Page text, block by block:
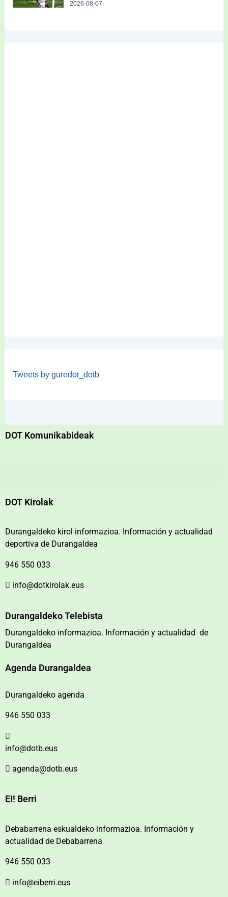
2026-08-07
Tweets by guredot_dotb
DOT Komunikabideak
DOT Kirolak
Durangaldeko kirol informazioa. Información y actualidad
deportiva de Durangaldea
946 550 033
info@dotkirolak.eus
Durangaldeko Telebista
Durangaldeko informazioa. Información y actualidad de
Durangaldea
Agenda Durangaldea
Durangaldeko agenda
946 550 033
info@dotb.eus
agenda@dotb.eus
EI! Berri
Debabarrena eskualdeko informazioa. Información y
actualidad de Debabarrena
946 550 033
info@eiberri.eus